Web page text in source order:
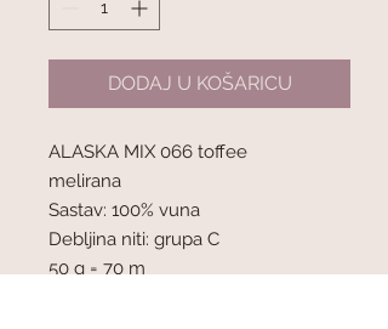
DODAJ U KOŠARICU
ALASKA MIX 066 toffee
melirana
Sastav: 100% vuna
Debljina niti: grupa C
50 g = 70 m